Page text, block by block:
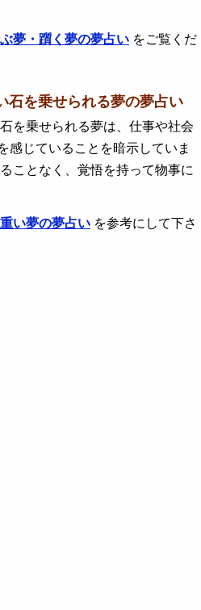
夢・躓く夢の夢占い をご覧くだ
石を乗せられる夢の夢占い
を乗せられる夢は、仕事や社会
感じていることを暗示していま
ことなく、覚悟を持って物事に
重い夢の夢占い を参考にして下さ